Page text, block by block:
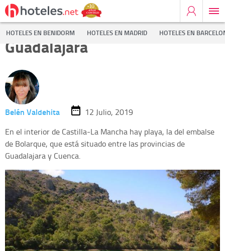
HOTELES EN BENIDORM HOTELES EN MADRID HOTELES EN
La Playa de Bolarque, en
Guadalajara
Belén Valdehita
12 Julio, 2019
En el interior de Castilla-La Mancha hay playa, la del embalse
de Bolarque, que está situado entre las provincias de
Guadalajara y Cuenca.